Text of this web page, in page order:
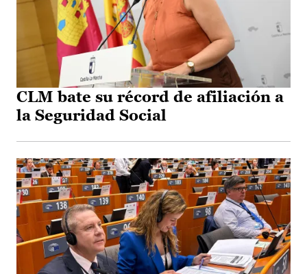
CLM bate su récord de afiliación a
la Seguridad Social